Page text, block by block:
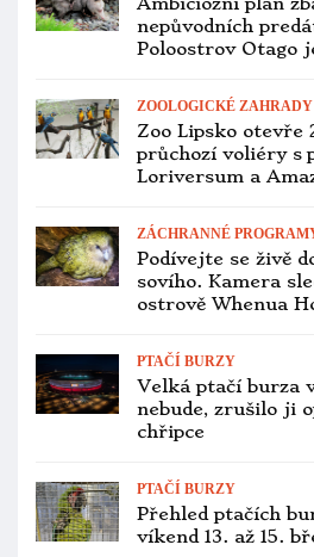
Ptačí chřipka v
s andulkami a
správa papoušky
OCHRANA PAPOUŠKŮ
Dobré zprávy z
šest let po ničivých
PTAČÍ BURZY
Přehled ptačích
víkend 16. až 18.
ZÁCHRANNÉ PROGRAMY
Do Tasmánie se
zimovišť v
ohrožených
INVAZNÍ DRUHY
Uruguay začne
stěžují si na ně